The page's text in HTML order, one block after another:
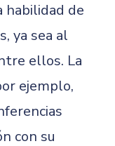
habilidad de
ya sea al
ellos. La
ejemplo,
con su